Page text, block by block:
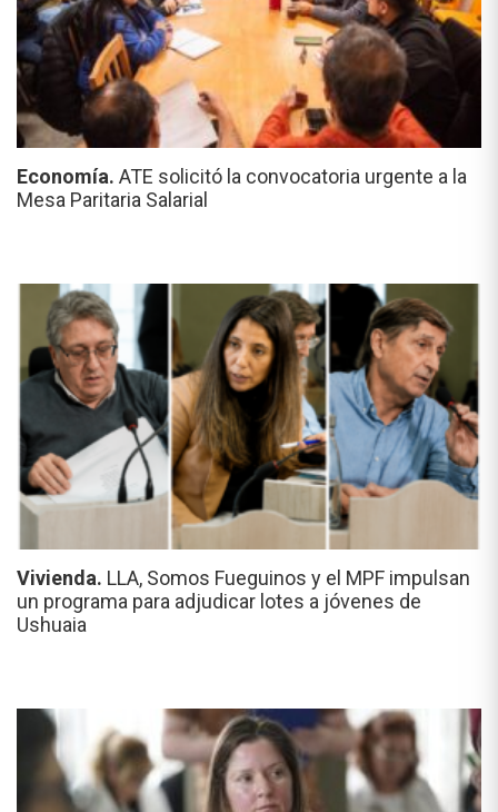
Economía. ATE solicitó la convocatoria urgente a la
Mesa Paritaria Salarial
Vivienda. LLA, Somos Fueguinos y el MPF impulsan
un programa para adjudicar lotes a jóvenes de
Ushuaia